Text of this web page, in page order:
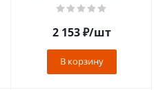
встраиваемый CABM1001
2 153₽/шт
В корзину